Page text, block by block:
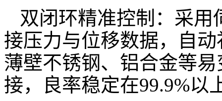
双闭环精准控制：采用
接压力与位移数据，自
薄壁不锈钢、铝合金等
接，良率稳定在99.9%以